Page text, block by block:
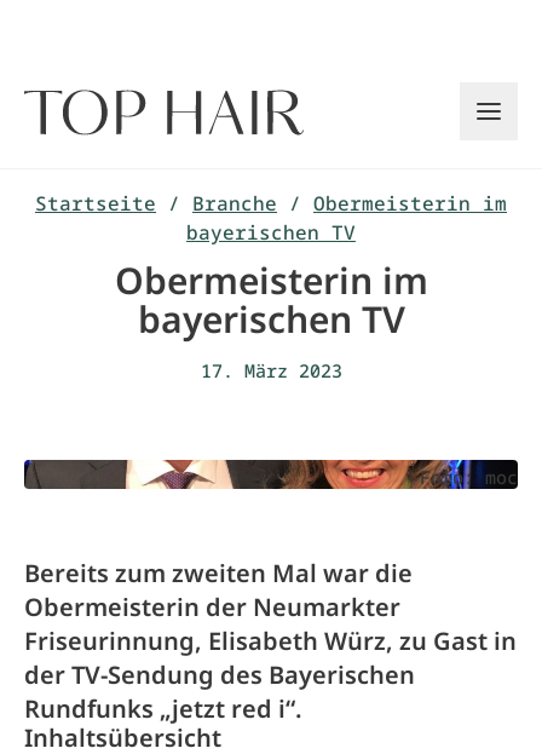
Startseite / Branche / Obermeisterin im
bayerischen TV
Obermeisterin im
bayerischen TV
17. März 2023
Foto: moc
Bereits zum zweiten Mal war die
Obermeisterin der Neumarkter
Friseurinnung, Elisabeth Würz, zu Gast in
der TV-Sendung des Bayerischen
Rundfunks „jetzt red i“.
Inhaltsübersicht